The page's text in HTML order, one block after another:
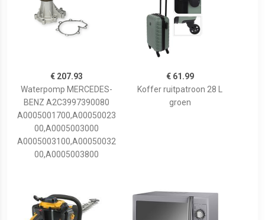
€ 207.93
Waterpomp MERCEDES-
BENZ A2C3997390080
A0005001700,A00050023
00,A0005003000
A0005003100,A00050032
00,A0005003800
€ 61.99
Koffer ruitpatroon 28 L
groen